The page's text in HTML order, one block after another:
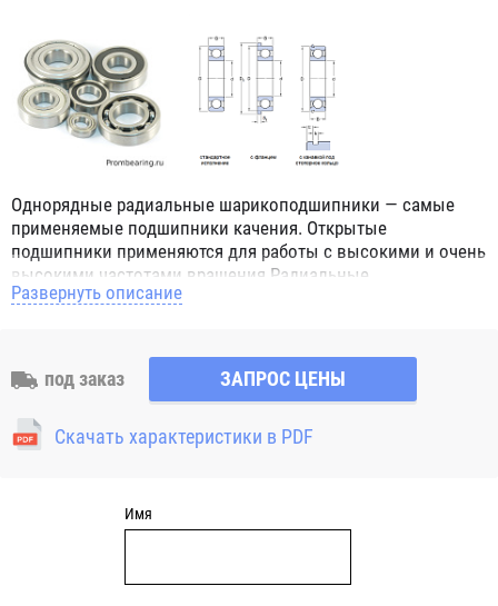
Однорядные радиальные шарикоподшипники — самые
применяемые подшипники качения. Открытые
подшипники применяются для работы с высокими и очень
высокими частотами вращения.Радиальные
шарикоподшипники обозначением 2Z ZZ с обеих сторон
обозначением 2RS 2RS1 2RSH 2RSR имеют с обеих сторон
контактные уплотнения из бутадиен-нитрильного каучука
(NBR) и пригодны для средних частот вращения. Также
поставляются подшипники с бесконтактными
Развернуть описание
под заказ ЗАПРОС ЦЕНЫ
Скачать характеристики в PDF
Имя